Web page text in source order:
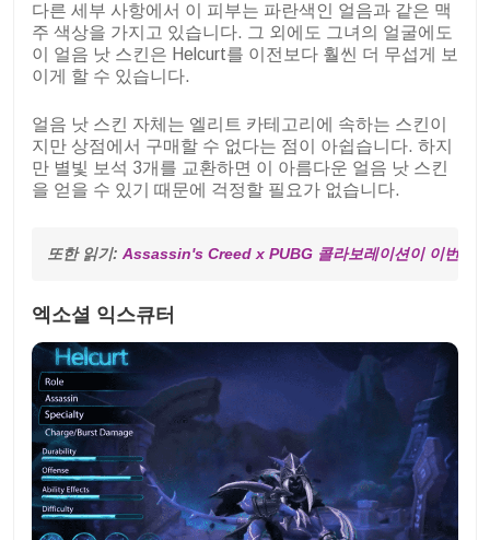
다른 세부 사항에서 이 피부는 파란색인 얼음과 같은 맥
주 색상을 가지고 있습니다. 그 외에도 그녀의 얼굴에도
이 얼음 낫 스킨은 Helcurt를 이전보다 훨씬 더 무섭게 보
이게 할 수 있습니다.
얼음 낫 스킨 자체는 엘리트 카테고리에 속하는 스킨이
지만 상점에서 구매할 수 없다는 점이 아쉽습니다. 하지
만 별빛 보석 3개를 교환하면 이 아름다운 얼음 낫 스킨
을 얻을 수 있기 때문에 걱정할 필요가 없습니다.
또한 읽기: Assassin's Creed x PUBG 콜라보레이션이 이번 달
엑소셜 익스큐터